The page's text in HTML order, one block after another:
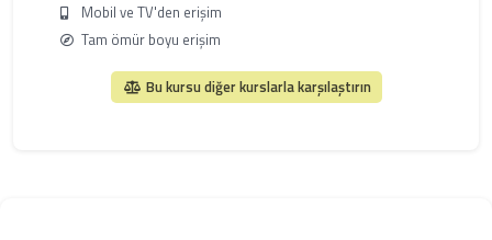
Mobil ve TV'den erişim
Tam ömür boyu erişim
Bu kursu diğer kurslarla karşılaştırın